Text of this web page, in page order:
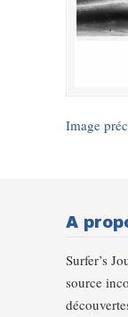
Image
A
Surfer’s
source